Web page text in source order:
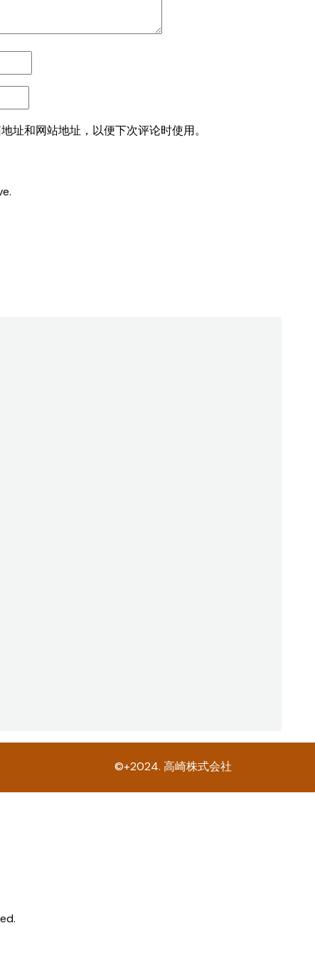
址和网站地址，以便下次评论时使用。
©+2024. 高崎株式会社